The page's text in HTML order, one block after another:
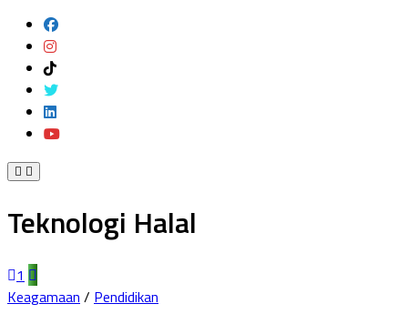
Teknologi Halal
1
Keagamaan / Pendidikan